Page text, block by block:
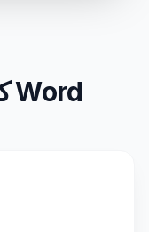
كيفية تحويل ملفات Word